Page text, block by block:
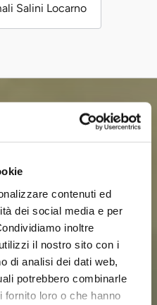
contenuti ed
dei social media e per
inoltre
il nostro sito con i
di analisi dei dati web,
potrebbero combinarle
loro o che hanno
Salini Locarno